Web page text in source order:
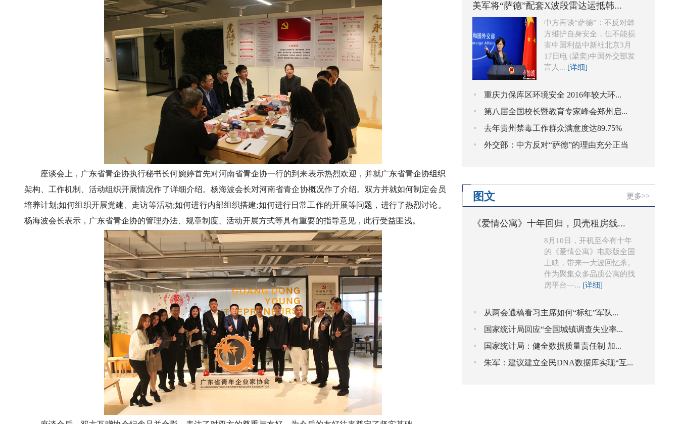
座谈会上，广东省青企协执行秘书长何婉婷首先对河南省青企协一行的到来表示热烈欢迎，并就广东省青企协组织
架构、工作机制、活动组织开展情况作了详细介绍。杨海波会长对河南省青企协概况作了介绍。双方并就如何制定会员
培养计划;如何组织开展党建、走访等活动;如何进行内部组织搭建;如何进行日常工作的开展等问题，进行了热烈讨论。
杨海波会长表示，广东省青企协的管理办法、规章制度、活动开展方式等具有重要的指导意见，此行受益匪浅。
美军将“萨德”配套X波段雷达运抵韩...
中方再谈“萨德”：不反对韩
方维护自身安全，但不能损
害中国利益中新社北京3月
17日电 (梁奕)中国外交部发
言人... [详细]
重庆力保库区环境安全 2016年较大环...
第八届全国校长暨教育专家峰会郑州启...
去年贵州禁毒工作群众满意度达89.75%
外交部：中方反对“萨德”的理由充分正当
图文 更多>>
《爱情公寓》十年回归，贝壳租房线...
8月10日，开机至今有十年
的《爱情公寓》电影版全国
上映，带来一大波回忆杀。
作为聚集众多品质公寓的找
房平台—... [详细]
从两会通稿看习主席如何“标红”军队...
国家统计局回应“全国城镇调查失业率...
国家统计局：健全数据质量责任制 加...
朱军：建议建立全民DNA数据库实现“互...